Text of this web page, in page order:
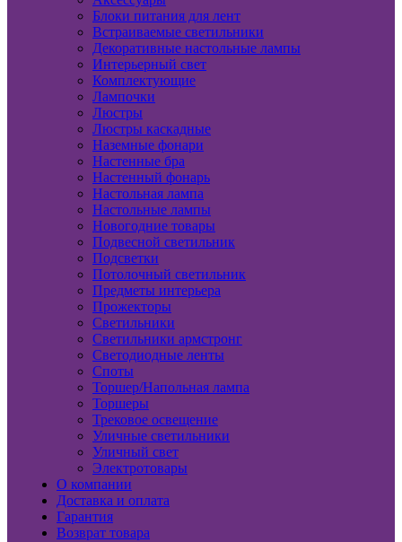
Блоки питания для лент
Встраиваемые светильники
Декоративные настольные лампы
Интерьерный свет
Комплектующие
Лампочки
Люстры
Люстры каскадные
Наземные фонари
Настенные бра
Настенный фонарь
Настольная лампа
Настольные лампы
Новогодние товары
Подвесной светильник
Подсветки
Потолочный светильник
Предметы интерьера
Прожекторы
Светильники
Светильники армстронг
Светодиодные ленты
Споты
Торшер/Напольная лампа
Торшеры
Трековое освещение
Уличные светильники
Уличный свет
Электротовары
О компании
Доставка и оплата
Гарантия
Возврат товара